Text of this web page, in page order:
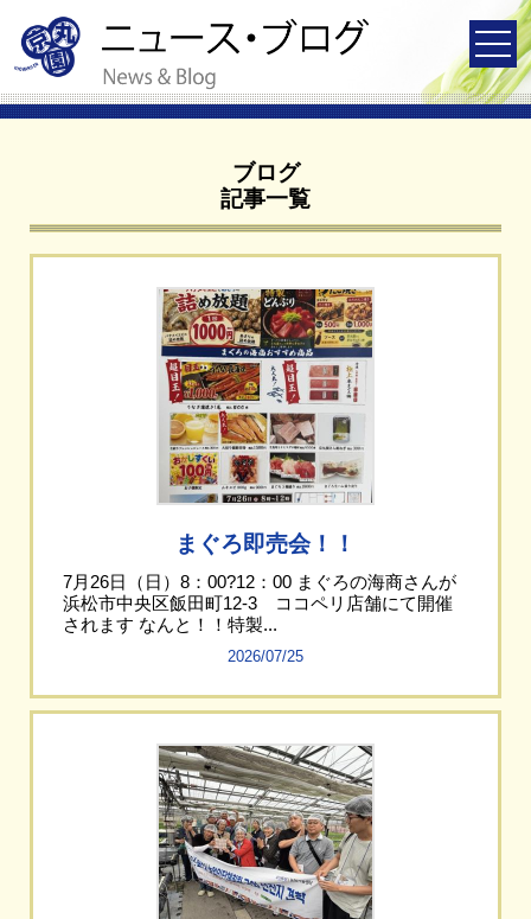
ブログ
記事一覧
まぐろ即売会！！
7月26日（日）8：00?12：00 まぐろの海商さんが
浜松市中央区飯田町12-3 ココペリ店舗にて開催
されます なんと！！特製...
2026/07/25